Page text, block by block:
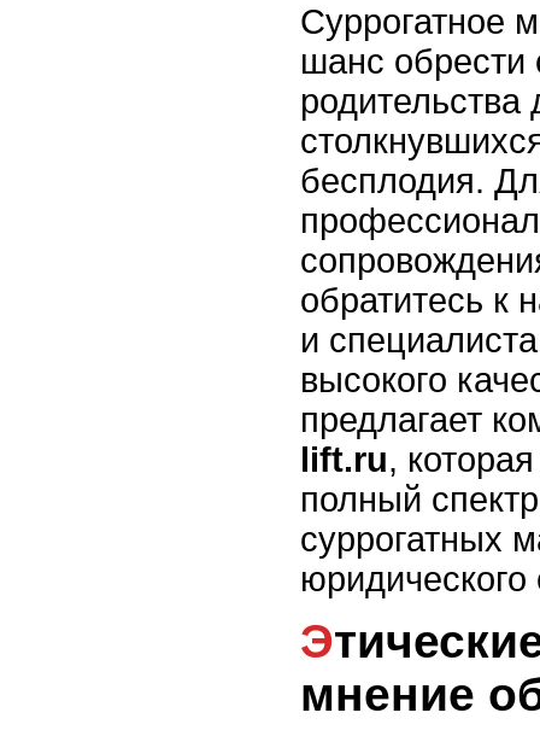
Суррогатное
шанс обрести
бесплодия.
обратитесь к
и
высокого
предлагает
lift.ru,
полный
суррогатных
Этические аспекты и
мнение